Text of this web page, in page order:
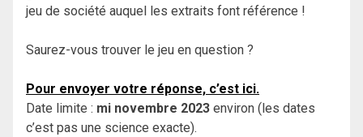
jeu de société auquel les extraits font référence !
Saurez-vous trouver le jeu en question ?
Pour envoyer votre réponse, c’est ici.
Date limite : mi novembre 2023 environ (les dates
c’est pas une science exacte).